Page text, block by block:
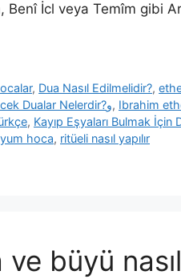
Benî İcl veya Temîm gibi
, Dua Nasıl Edilmelidir?,
Ve Anlamı: Kayıp Eşyaları Bulmak İçin Edilecek Dualar Nelerdir?و, Ibrahim
, Kayıp Eşyaları Bulmak İçin
hoca, ritüeli nasıl yapılır
büyü nasıl